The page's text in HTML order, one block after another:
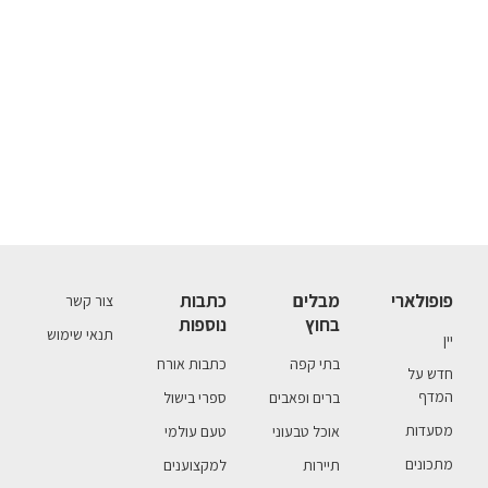
פופולארי
יין
חדש על
המדף
מסעדות
מתכונים
מבלים
בחוץ
בתי קפה
ברים ופאבים
אוכל טבעוני
תיירות
כתבות
נוספות
כתבות אורח
ספרי בישול
טעם עולמי
למקצוענים
צור קשר
תנאי שימוש